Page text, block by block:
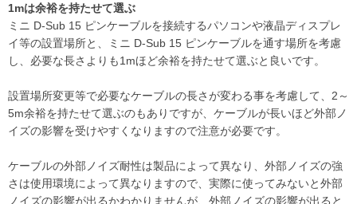
1mは余裕を持たせて選ぶ
ミニ D-Sub 15 ピンケーブルを接続するパソコンや液晶ディスプレ
イ等の設置場所と、ミニ D-Sub 15 ピンケーブルを通す場所を考慮
し、必要な長さよりも1mほど余裕を持たせて選ぶと良いです。
設置場所変更等で必要なケーブルの長さが変わる事を考慮して、2～
5m余裕を持たせて選ぶのもありですが、ケーブルが長いほど外部ノ
イズの影響を受けやすくなりますので注意が必要です。
ケーブルの外部ノイズ耐性は製品によって異なり、外部ノイズの強
さは使用環境によって異なりますので、実際に使ってみないと外部
ノイズの影響が出るかわかりませんが、外部ノイズの影響が出ると